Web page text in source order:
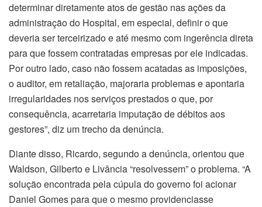
determinar diretamente atos de gestão nas ações da
administração do Hospital, em especial, definir o que
deveria ser terceirizado e até mesmo com ingerência direta
para que fossem contratadas empresas por ele indicadas.
Por outro lado, caso não fossem acatadas as imposições,
o auditor, em retaliação, majoraria problemas e apontaria
irregularidades nos serviços prestados o que, por
consequência, acarretaria imputação de débitos aos
gestores”, diz um trecho da denúncia.
Diante disso, Ricardo, segundo a denúncia, orientou que
Waldson, Gilberto e Livância “resolvessem” o problema. “A
solução encontrada pela cúpula do governo foi acionar
Daniel Gomes para que o mesmo providenciasse